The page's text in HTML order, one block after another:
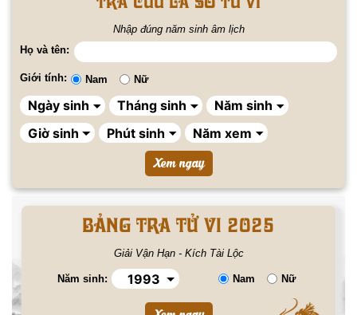
Nhập đúng năm sinh âm lịch
Họ và tên:
Giới tính: Nam Nữ
BẢNG TRA TỬ VI 2025
Giải Vận Hạn - Kích Tài Lộc
Năm sinh: Nam Nữ